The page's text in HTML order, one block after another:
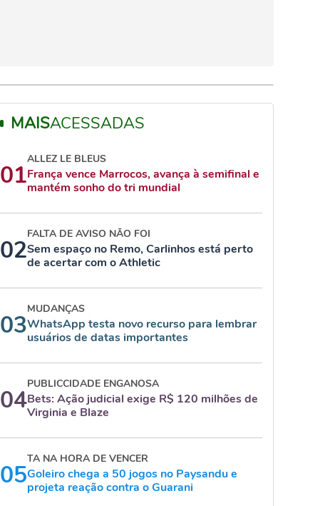
MAISACESSADAS
01
ALLEZ LE BLEUS
França vence Marrocos, avança à semifinal e
mantém sonho do tri mundial
02
FALTA DE AVISO NÃO FOI
Sem espaço no Remo, Carlinhos está perto
de acertar com o Athletic
03
MUDANÇAS
WhatsApp testa novo recurso para lembrar
usuários de datas importantes
04
PUBLICCIDADE ENGANOSA
Bets: Ação judicial exige R$ 120 milhões de
Virginia e Blaze
05
TA NA HORA DE VENCER
Goleiro chega a 50 jogos no Paysandu e
projeta reação contra o Guarani